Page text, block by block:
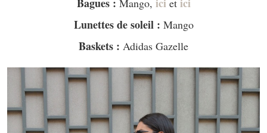
Lunettes de soleil : Mango
Baskets : Adidas Gazelle